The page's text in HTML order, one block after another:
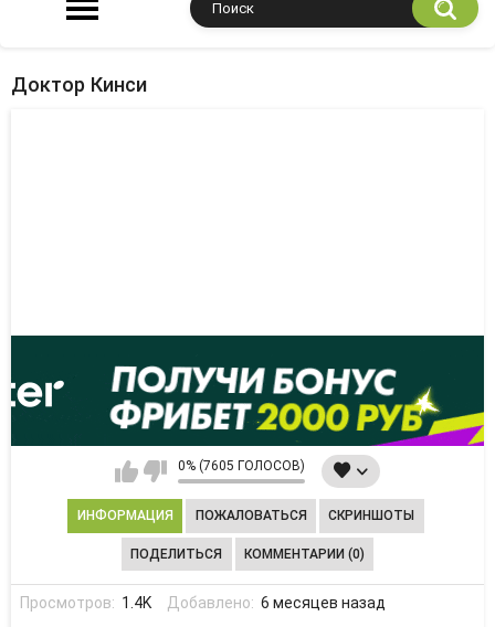
Доктор Кинси
0% (7605 ГОЛОСОВ)
ИНФОРМАЦИЯ ПОЖАЛОВАТЬСЯ СКРИНШОТЫ
ПОДЕЛИТЬСЯ КОММЕНТАРИИ (0)
Просмотров: 1.4K Добавлено: 6 месяцев назад